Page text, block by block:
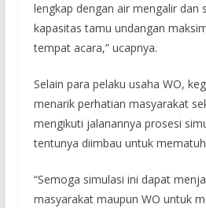
lengkap dengan air mengalir dan
kapasitas tamu undangan
tempat acara,” ucapnya.
Selain para pelaku usaha WO,
menarik perhatian masyarakat
mengikuti jalanannya prosesi
tentunya diimbau untuk
“Semoga simulasi ini dapat
masyarakat maupun WO untuk